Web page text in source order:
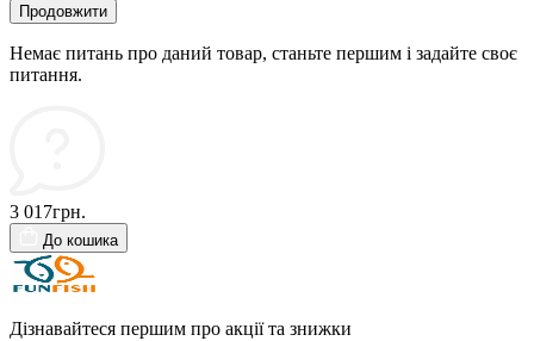
Продовжити
Немає питань про даний товар, станьте першим і задайте своє
питання.
3 017грн.
До кошика
Дізнавайтеся першим про акції та знижки